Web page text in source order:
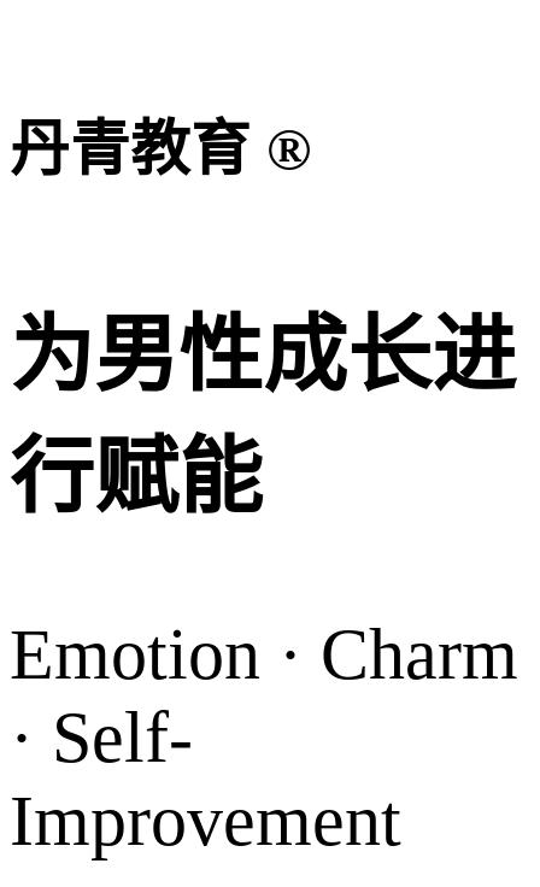
丹青教育 ®
为男性成长进
行赋能
Emotion · Charm
· Self-
Improvement